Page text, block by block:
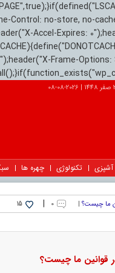
no-store, no-
Accel-Expires:
Frame-Options:
|
2026-08-08
آشپزی تکنولوژی چهره ها
ما چیست؟ | ۰ |
15
قوانین ما چیست؟